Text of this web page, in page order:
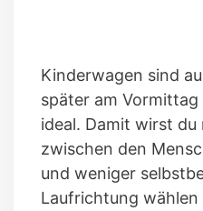
Kinderwagen sind
später am
ideal. Damit wirst
zwischen den
und weniger
Laufrichtung